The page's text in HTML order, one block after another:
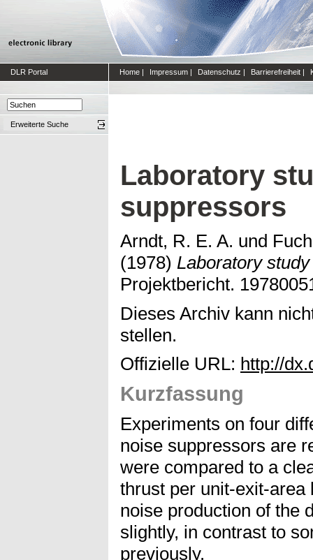
DLR Portal Home | Impressum | Datenschutz | Barrierefreiheit |
Erweiterte Suche
Laboratory
suppressors
Arndt, R. E. A. und
(1978) Laboratory
Projektbericht.
Dieses Archiv kann
stellen.
Offizielle URL: http://
Kurzfassung
Experiments on four
noise suppressors are
were compared to a
thrust per
noise production of the
slightly, in contrast to
previously.